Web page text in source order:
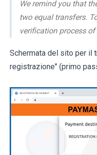
We remind you that
two equal transfers.
verification process
Schermata del sito per il
registrazione" (primo